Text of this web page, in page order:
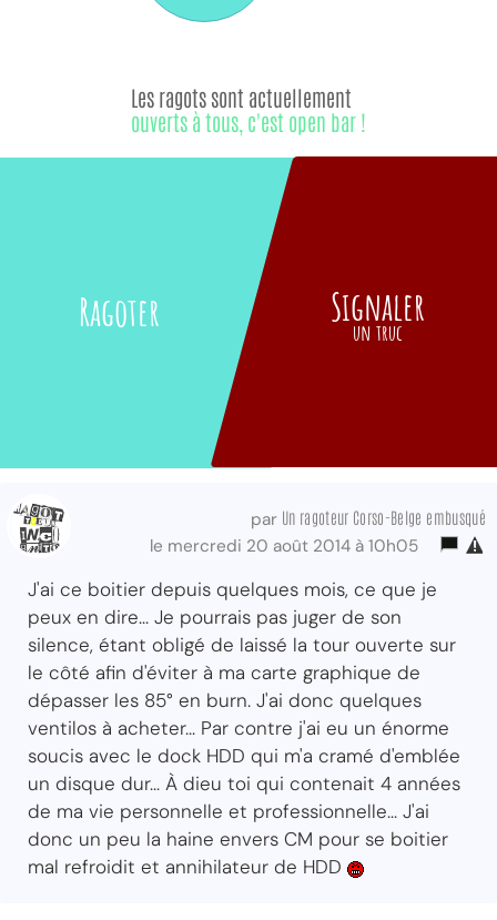
Ragoter
Les ragots sont actuellement
ouverts à tous, c'est open bar !
Signaler
un truc
par Un ragoteur Corso-Belge embusqué
le mercredi 20 août 2014 à 10h05
J'ai ce boitier depuis quelques mois, ce que je
peux en dire... Je pourrais pas juger de son
silence, étant obligé de laissé la tour ouverte sur
le côté afin d'éviter à ma carte graphique de
dépasser les 85° en burn. J'ai donc quelques
ventilos à acheter... Par contre j'ai eu un énorme
soucis avec le dock HDD qui m'a cramé d'emblée
un disque dur... À dieu toi qui contenait 4 années
de ma vie personnelle et professionnelle... J'ai
donc un peu la haine envers CM pour se boitier
mal refroidit et annihilateur de HDD